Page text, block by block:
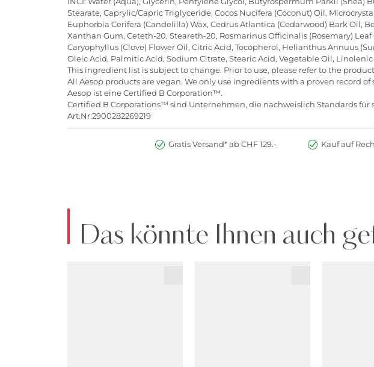
Stearate, Caprylic/Capric Triglyceride, Cocos Nucifera (Coconut) Oil,
Euphorbia Cerifera (Candelilla) Wax, Cedrus Atlantica (Cedarwood) Bark
Xanthan Gum, Ceteth-20, Steareth-20, Rosmarinus Officinalis (Rosemary)
Caryophyllus (Clove) Flower Oil, Citric Acid, Tocopherol, Helianthus Annuus
Oleic Acid, Palmitic Acid, Sodium Citrate, Stearic Acid, Vegetable Oil,
This ingredient list is subject to change. Prior to use, please refer to the
All Aesop products are vegan. We only use ingredients with a proven record
Aesop ist eine Certified B Corporation™.
Certified B Corporations™ sind Unternehmen, die nachweislich Standards
Art.Nr:2900282269219
Gratis Versand* ab CHF 129.- Kauf auf
Das könnte Ihnen auch